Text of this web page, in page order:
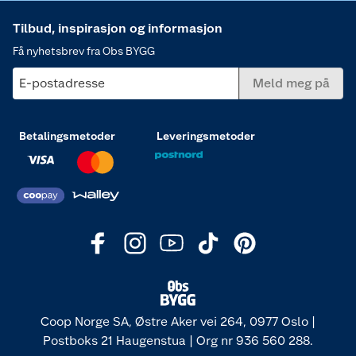
Tilbud, inspirasjon og informasjon
Få nyhetsbrev fra Obs BYGG
E-postadresse Meld meg på
Betalingsmetoder Leveringsmetoder
Coop Norge SA, Østre Aker vei 264, 0977 Oslo |
Postboks 21 Haugenstua | Org nr 936 560 288.